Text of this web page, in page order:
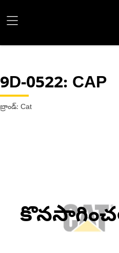
9D-0522: CAP
బ్రాండ్: Cat